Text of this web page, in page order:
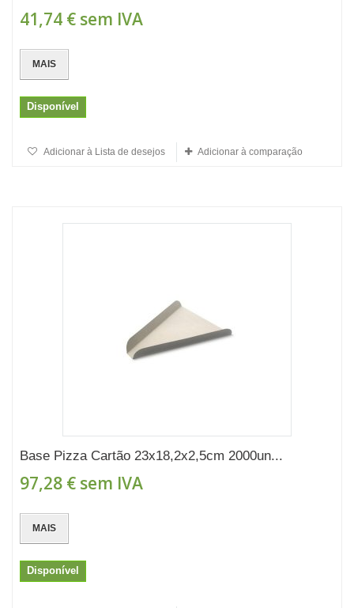
41,74 € sem IVA
MAIS
Disponível
Adicionar à Lista de desejos Adicionar à comparação
Base Pizza Cartão 23x18,2x2,5cm 2000un...
97,28 € sem IVA
MAIS
Disponível